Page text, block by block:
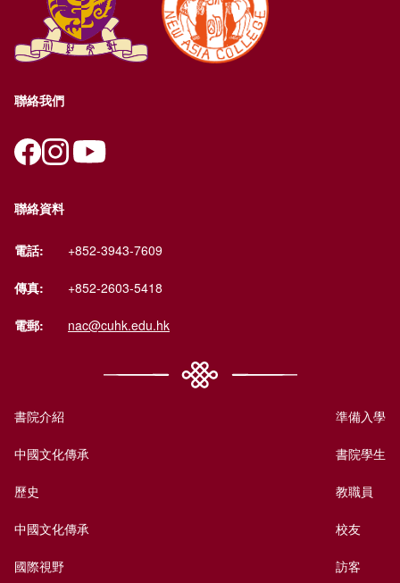
聯絡我們
聯絡資料
電話: +852-3943-7609
傳真: +852-2603-5418
電郵: nac@cuhk.edu.hk
書院介紹
中國文化傳承
歷史
中國文化傳承
國際視野
準備入學
書院學生
教職員
校友
訪客